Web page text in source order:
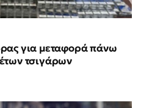
για μεταφορά πάνω
τσιγάρων